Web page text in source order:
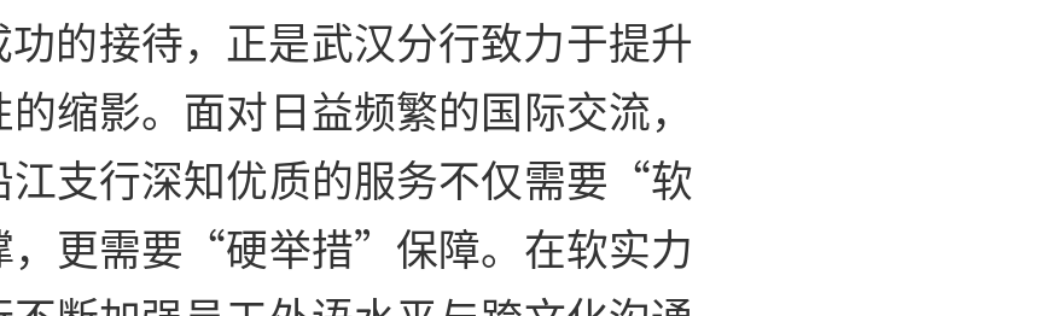
功的接待，正是武汉分行致力于提升
缩影。面对日益频繁的国际交流，
江支行深知优质的服务不仅需要“软
更需要“硬举措”保障。在软实力